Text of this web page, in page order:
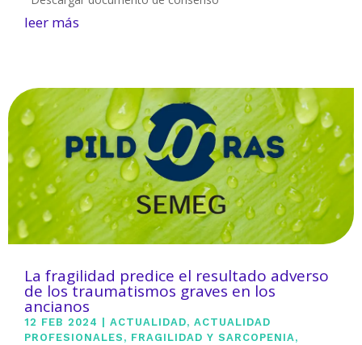
leer más
La fragilidad predice el resultado adverso
de los traumatismos graves en los
ancianos
12 FEB 2024 |ACTUALIDAD,ACTUALIDAD
PROFESIONALES , FRAGILIDAD Y SARCOPENIA ,